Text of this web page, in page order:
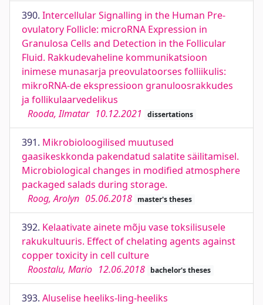
390. Intercellular Signalling in the Human Pre-
ovulatory Follicle: microRNA Expression in
Granulosa Cells and Detection in the Follicular
Fluid. Rakkudevaheline kommunikatsioon
inimese munasarja preovulatoorses folliikulis:
mikroRNA-de ekspressioon granuloosrakkudes
ja follikulaarvedelikus
Rooda, Ilmatar 10.12.2021 dissertations
391. Mikrobioloogilised muutused
gaasikeskkonda pakendatud salatite säilitamisel.
Microbiological changes in modified atmosphere
packaged salads during storage.
Roog, Arolyn 05.06.2018 master's theses
392. Kelaativate ainete mõju vase toksilisusele
rakukultuuris. Effect of chelating agents against
copper toxicity in cell culture
Roostalu, Mario 12.06.2018 bachelor's theses
393. Aluselise heeliks-ling-heeliks